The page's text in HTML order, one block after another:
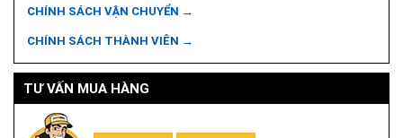
CHÍNH SÁCH VẬN CHUYỂN →
CHÍNH SÁCH THÀNH VIÊN →
TƯ VẤN MUA HÀNG